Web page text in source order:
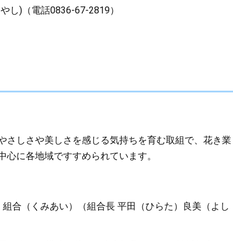
)（電話0836-67-2819）
しさや美しさを感じる気持ちを育む取組で、花き業
に各地域ですすめられています。
合（くみあい）（組合長 平田（ひらた）良美（よし